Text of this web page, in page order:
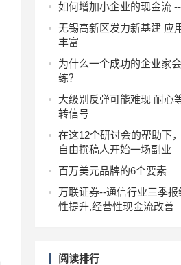
如何增加小企业的现金流
无锡高新区发力新基建 应
丰富
为什么一个成功的企业家
练？
大级别反弹可能难现 耐心
转信号
在这12个研讨会的帮助下
自由撰稿人开始一场副业
百万美元品牌的6个要素
万联证券--通信行业三季
性提升,经营性现金流改善
阅读排行